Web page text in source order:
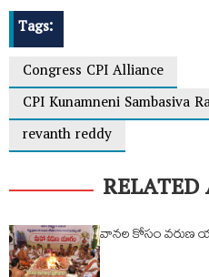
Tags:
Congress CPI Alliance
CPI Kunamneni Sambasiva
revanth reddy
వానల కోసం వరుణ